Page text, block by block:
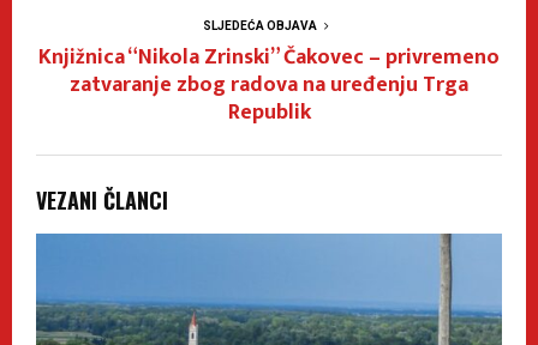
SLJEDEĆA OBJAVA
Knjižnica “Nikola Zrinski” Čakovec – privremeno
zatvaranje zbog radova na uređenju Trga
Republik
VEZANI ČLANCI